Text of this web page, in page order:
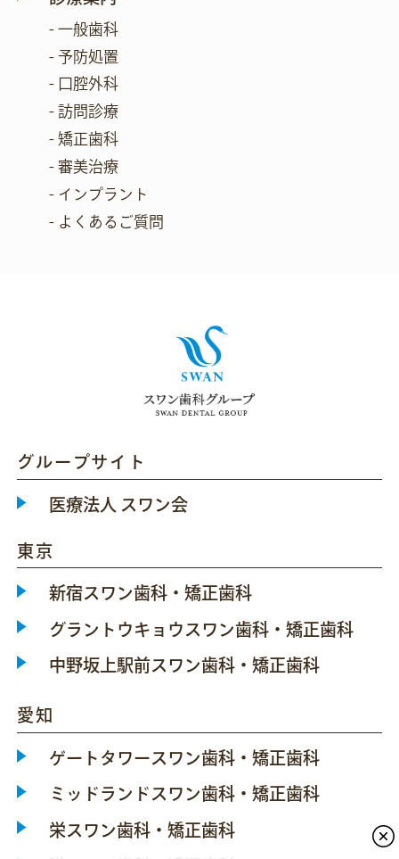
- 一般歯科
- 予防処置
- 口腔外科
- 訪問診療
- 矯正歯科
- 審美治療
- インプラント
- よくあるご質問
グループサイト
医療法人 スワン会
東京
新宿スワン歯科・矯正歯科
グラントウキョウスワン歯科・矯正歯科
中野坂上駅前スワン歯科・矯正歯科
愛知
ゲートタワースワン歯科・矯正歯科
ミッドランドスワン歯科・矯正歯科
栄スワン歯科・矯正歯科